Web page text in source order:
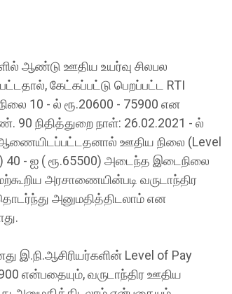
ஆண்டு ஊதிய உயர்வு சிலபல
கேட்கப்பட்டு பெறப்பட்ட RTI
10 - ல் ரூ.20600 - 75900 என
நிதித்துறை நாள்: 26.02.2021 - ல்
ஊதிய நிலை (Level
40 - ஐ ( ரூ.65500) அடைந்த இடைநிலை
அரசாணையின்படி வருடாந்திர
அனுமதித்திடலாம் என
இ.நி.ஆசிரியர்களின் Level of Pay
என்பதையும், வருடாந்திர ஊதிய